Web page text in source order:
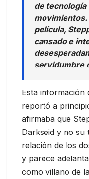
de tecnología
movimientos.
película,
cansado e
servidumbre
Esta información
reportó a
afirmaba que
Darkseid y no su
relación de los
y parece
como villano de